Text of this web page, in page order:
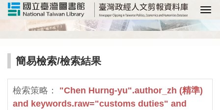
選
簡易檢索/檢索結果
檢索策略：
"Chen Hurng-yu".author_zh (精準)
and keywords.raw="customs duties" and